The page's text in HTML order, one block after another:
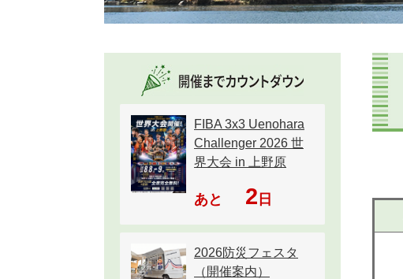
本
文
FIBA 3x3 Uenohara
Challenger 2026 世
界大会 in 上野原
あと 2 日
2026防災フェスタ
（開催案内）